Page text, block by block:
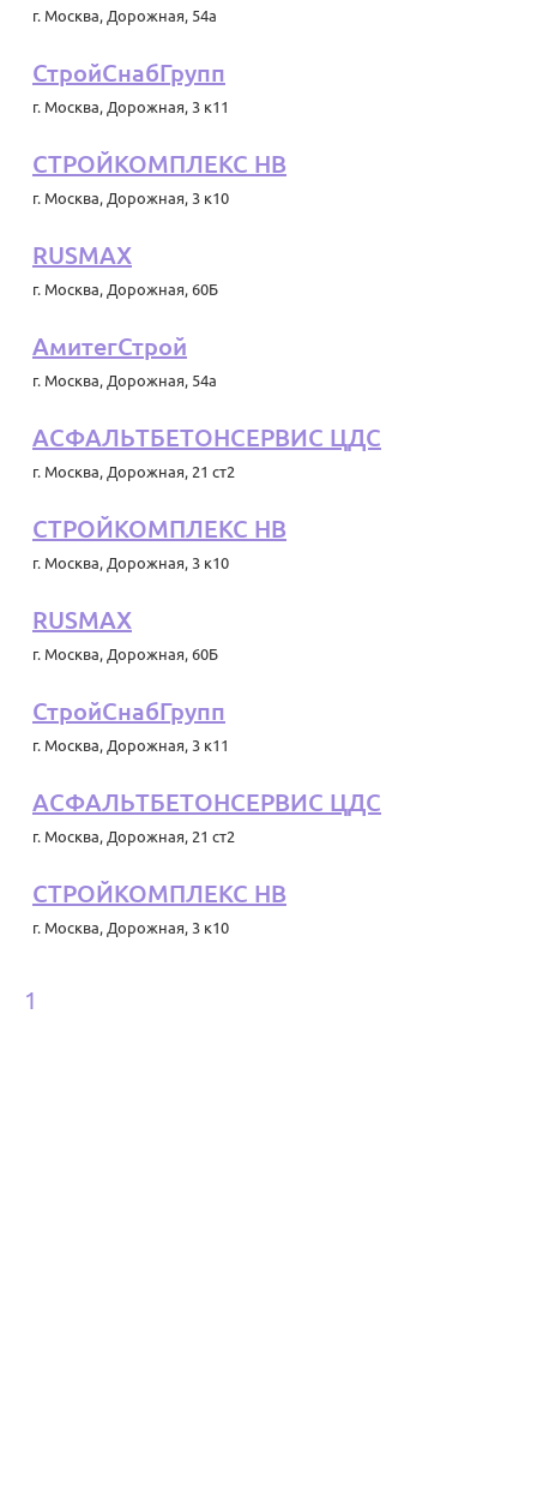
г. Москва, Дорожная, 54а
СтройСнабГрупп
г. Москва, Дорожная, 3 к11
СТРОЙКОМПЛЕКС НВ
г. Москва, Дорожная, 3 к10
RUSMAX
г. Москва, Дорожная, 60Б
АмитегСтрой
г. Москва, Дорожная, 54а
АСФАЛЬТБЕТОНСЕРВИС ЦДС
г. Москва, Дорожная, 21 ст2
СТРОЙКОМПЛЕКС НВ
г. Москва, Дорожная, 3 к10
RUSMAX
г. Москва, Дорожная, 60Б
СтройСнабГрупп
г. Москва, Дорожная, 3 к11
АСФАЛЬТБЕТОНСЕРВИС ЦДС
г. Москва, Дорожная, 21 ст2
СТРОЙКОМПЛЕКС НВ
г. Москва, Дорожная, 3 к10
1